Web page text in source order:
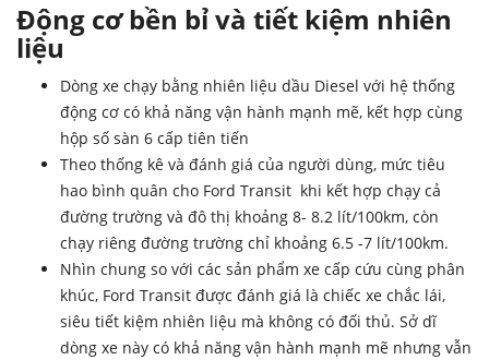
Động cơ bền bỉ và tiết kiệm nhiên
liệu
Dòng xe chạy bằng nhiên liệu dầu Diesel với hệ thống
động cơ có khả năng vận hành mạnh mẽ, kết hợp cùng
hộp số sàn 6 cấp tiên tiến
Theo thống kê và đánh giá của người dùng, mức tiêu
hao bình quân cho Ford Transit khi kết hợp chạy cả
đường trường và đô thị khoảng 8- 8.2 lít/100km, còn
chạy riêng đường trường chỉ khoảng 6.5 -7 lít/100km.
Nhìn chung so với các sản phẩm xe cấp cứu cùng phân
khúc, Ford Transit được đánh giá là chiếc xe chắc lái,
siêu tiết kiệm nhiên liệu mà không có đối thủ. Sở dĩ
dòng xe này có khả năng vận hành mạnh mẽ nhưng vẫn